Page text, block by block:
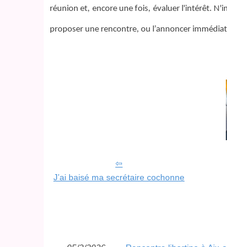
réunion et, encore une fois, évaluer l'intérêt.
proposer une rencontre, ou l’annoncer
J’ai baisé ma secrétaire cochonne